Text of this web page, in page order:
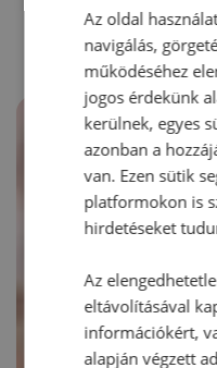
Az oldal
navigálás,
működéséhez
jogos érdekünk
kerülnek, egyes
azonban a
van. Ezen sütik
platformokon is
hirdetéseket
Az
eltávolításával
információkért,
alapján végzett